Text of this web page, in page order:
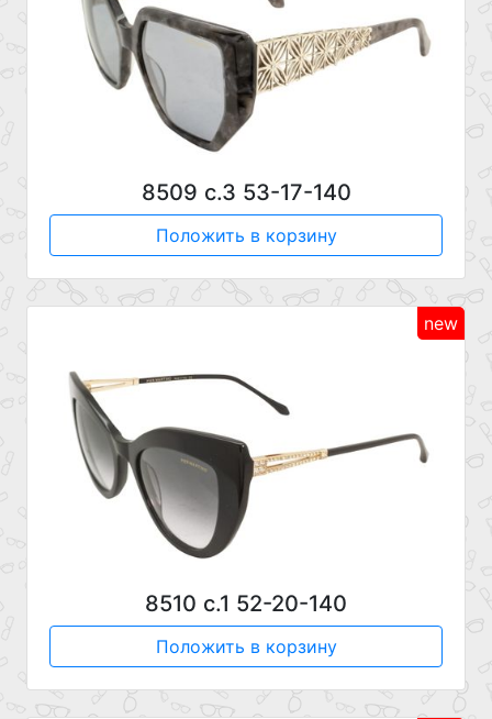
8509 с.3 53-17-140
Положить в корзину
new
8510 с.1 52-20-140
Положить в корзину